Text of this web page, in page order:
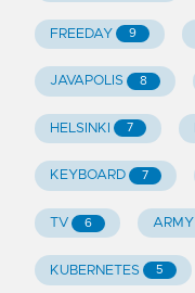
FREEDAY 9
JAVAPOLIS 8
HELSINKI 7
KEYBOARD 7
TV 6 ARMY
KUBERNETES 5